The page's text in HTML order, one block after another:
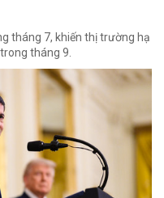
tháng 7, khiến thị trường hạ
tháng 9.